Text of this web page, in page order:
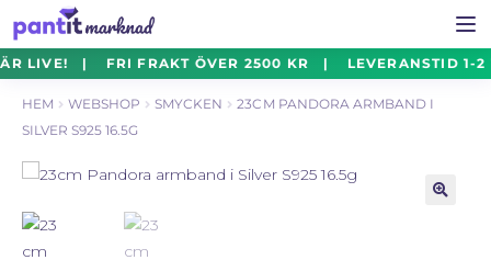
Hoppa
till
navigering
Hoppa
till
innehåll
| FRI FRAKT ÖVER 2500 KR |
Smycken
Mynt
HEM WEBSHOP SMYCKEN
23CM PANDORA ARMBAND I
SILVER S925 16.5G